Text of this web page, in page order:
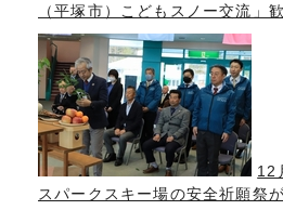
（平塚市）こどもスノー交流」
12
スパークスキー場の安全祈願祭